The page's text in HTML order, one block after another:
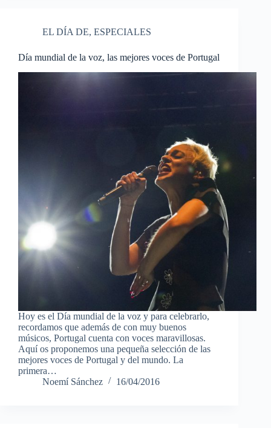
EL DÍA DE, ESPECIALES
Día mundial de la voz, las mejores voces de Portugal
Hoy es el Día mundial de la voz y para celebrarlo,
recordamos que además de con muy buenos
músicos, Portugal cuenta con voces maravillosas.
Aquí os proponemos una pequeña selección de las
mejores voces de Portugal y del mundo. La
primera…
Noemí Sánchez
16/04/2016